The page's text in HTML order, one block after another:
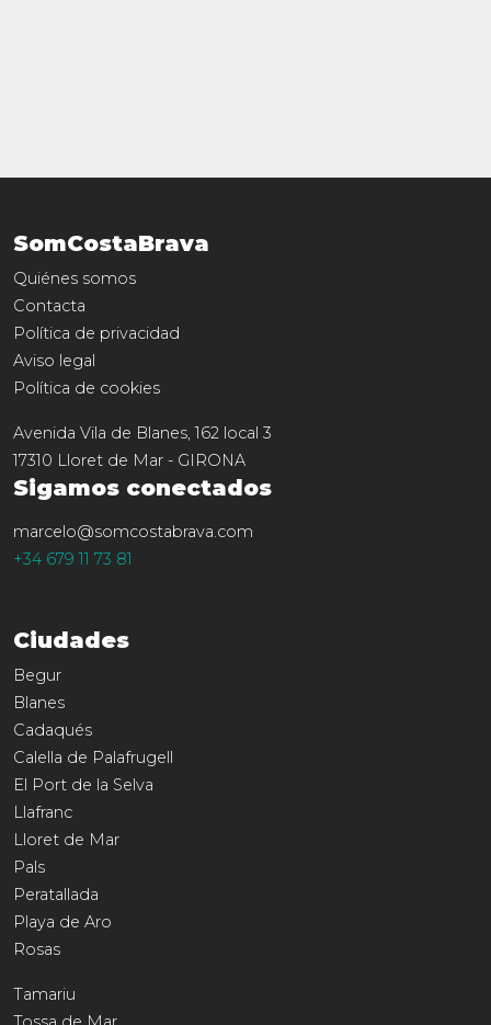
SomCostaBrava
Quiénes somos
Contacta
Política de privacidad
Aviso legal
Política de cookies
Avenida Vila de Blanes, 162 local 3
17310 Lloret de Mar - GIRONA
Sigamos conectados
marcelo@somcostabrava.com
+34 679 11 73 81
Ciudades
Begur
Blanes
Cadaqués
Calella de Palafrugell
El Port de la Selva
Llafranc
Lloret de Mar
Pals
Peratallada
Playa de Aro
Rosas
Tamariu